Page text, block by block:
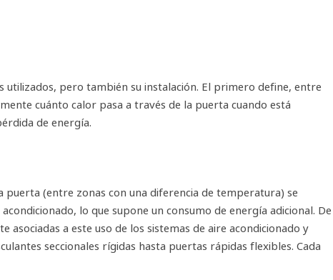
utilizados, pero también su instalación. El primero define, entre
cuánto calor pasa a través de la puerta cuando está
de energía.
puerta (entre zonas con una diferencia de temperatura) se
lo que supone un consumo de energía adicional. De
asociadas a este uso de los sistemas de aire acondicionado y
seccionales rígidas hasta puertas rápidas flexibles. Cada